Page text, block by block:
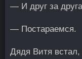
— И друг за
— Постараемся.
Дядя Витя